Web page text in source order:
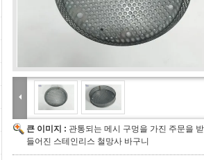
큰 이미지 : 관통되는 메시 구멍을 가진 주문을
들어진 스테인리스 철망사 바구니